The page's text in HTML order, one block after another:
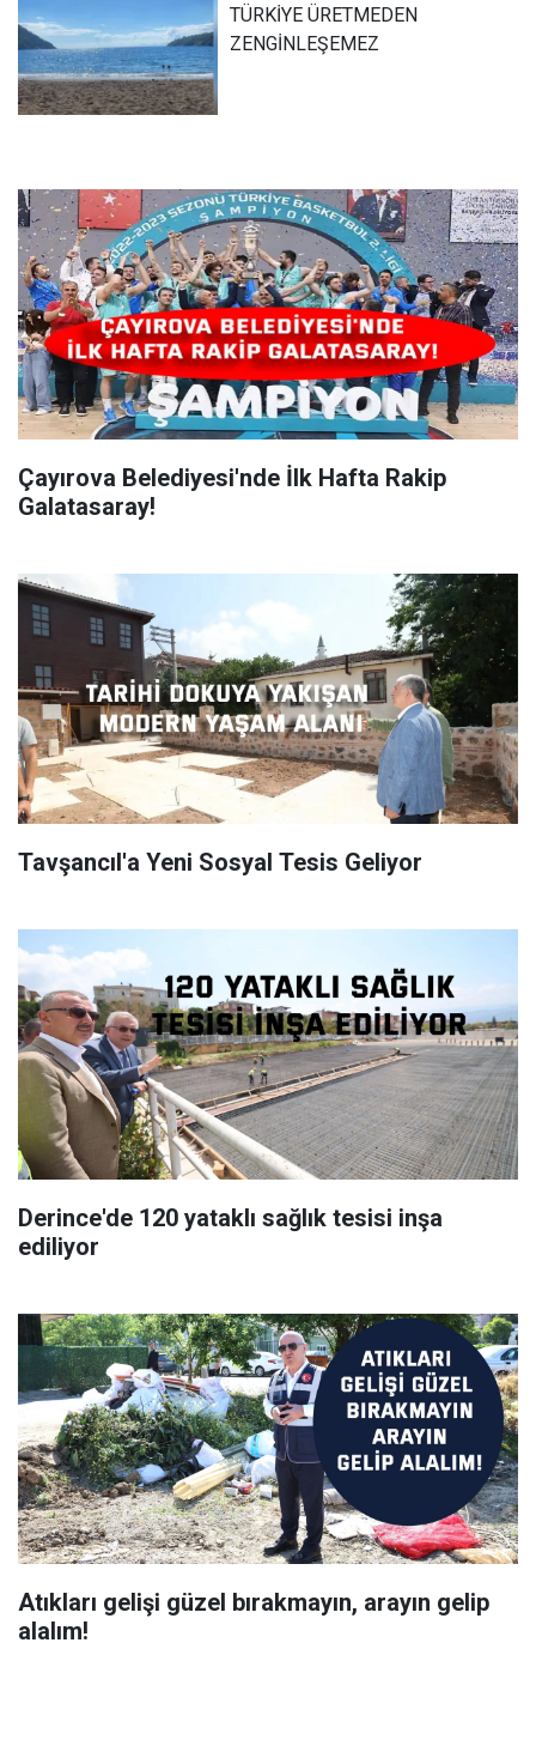
TÜRKİYE ÜRETMEDEN
ZENGİNLEŞEMEZ
Çayırova Belediyesi'nde İlk Hafta Rakip
Galatasaray!
Tavşancıl'a Yeni Sosyal Tesis Geliyor
Derince'de 120 yataklı sağlık tesisi inşa
ediliyor
Atıkları gelişi güzel bırakmayın, arayın gelip
alalım!